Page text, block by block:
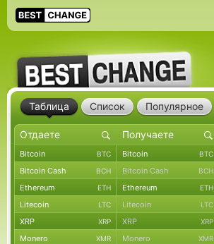
Таблица Список Популярное
Bitcoin BTC Bitcoin BTC
Bitcoin Cash BCH Bitcoin Cash BCH
Ethereum ETH Ethereum ETH
Litecoin LTC Litecoin LTC
XRP XRP XRP XRP
Monero XMR Monero XMR